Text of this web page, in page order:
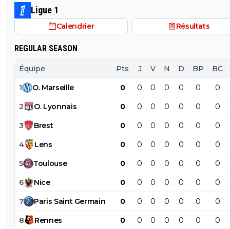
Ligue 1
Calendrier Résultats
REGULAR SEASON
Équipe Pts J V N D BP BC
1 O. Marseille 0 0 0 0 0 0 0
2 O. Lyonnais 0 0 0 0 0 0 0
3 Brest 0 0 0 0 0 0 0
4 Lens 0 0 0 0 0 0 0
5 Toulouse 0 0 0 0 0 0 0
6 Nice 0 0 0 0 0 0 0
7 Paris Saint Germain 0 0 0 0 0 0 0
8 Rennes 0 0 0 0 0 0 0